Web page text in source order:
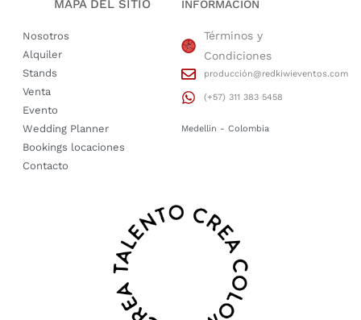
MAPA DEL SITIO
Nosotros
Alquiler
Stands
Venta
Evento
Wedding Planner
Bookings locaciones
Contacto
INFORMACIÓN
Términos y
Condiciones
producción@redkiwieventos.com
(+57) 311 383 5458
Medellin - Colombia